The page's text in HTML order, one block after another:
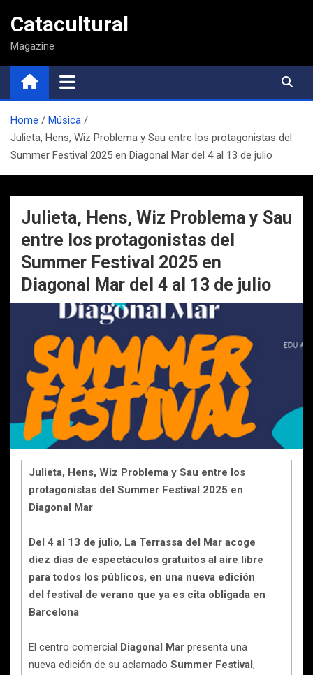
contenido
Catacultural
Magazine
Home
Música
Julieta, Hens, Wiz Problema y Sau entre los protagonistas del
Summer Festival 2025 en Diagonal Mar del 4 al 13 de julio
Julieta, Hens, Wiz Problema y Sau
entre los protagonistas del
Summer Festival 2025 en
Diagonal Mar del 4 al 13 de julio
Julieta, Hens, Wiz Problema y Sau entre los
protagonistas del Summer Festival 2025 en
Diagonal Mar
Del 4 al 13 de julio, La Terrassa del Mar acoge
diez días de espectáculos gratuitos al aire libre
para todos los públicos, en una nueva edición
del festival de verano que ya es cita obligada en
Barcelona
El centro comercial Diagonal Mar presenta una
nueva edición de su aclamado Summer Festival,